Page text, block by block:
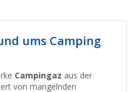
ums Camping
Campingaz aus der
von mangelnden